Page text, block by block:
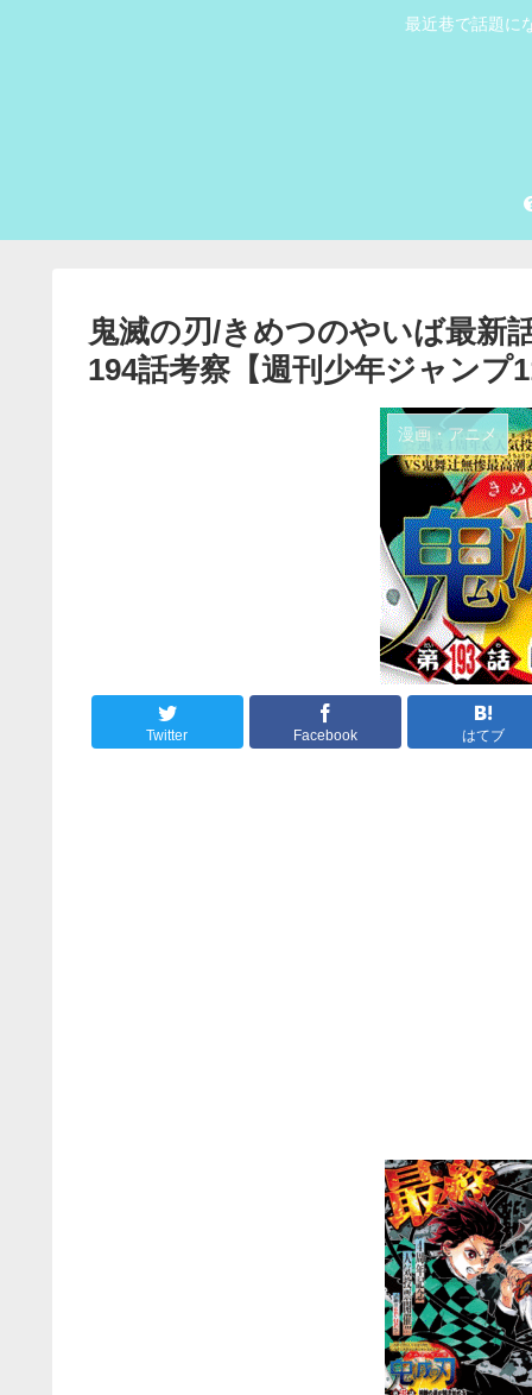
最近巷で話題に
鬼滅の刃/きめつのやいば最新
194話考察【週刊少年ジャンプ
漫画・アニメ
Twitter Facebook はてブ